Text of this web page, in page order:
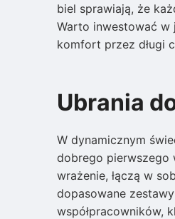
biel sprawiają, że
Warto inwestować w
komfort przez długi
Ubrania
W dynamicznym
dobrego pierwszego
wrażenie, łączą w
dopasowane
współpracowników,